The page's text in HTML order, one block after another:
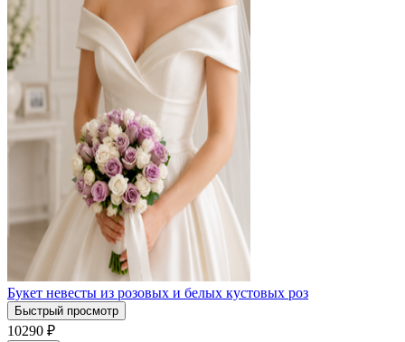
Букет невесты из розовых и белых кустовых роз
Быстрый просмотр
10290 ₽